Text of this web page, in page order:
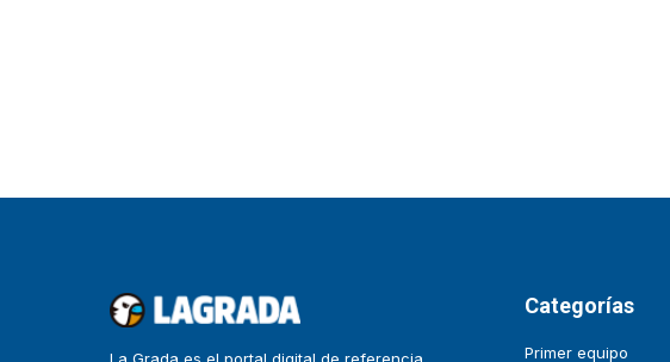
La Grada es el portal digital de referencia
Categorías
Primer equipo